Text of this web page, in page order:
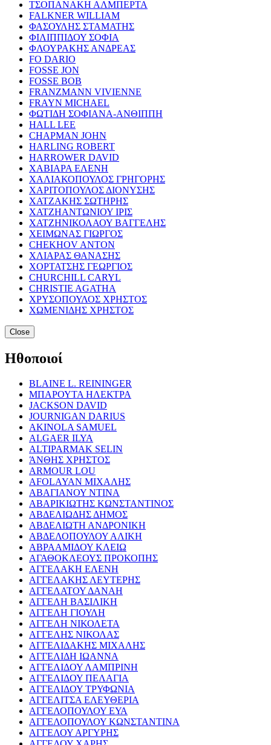
ΤΣΟΠΑΝΑΚΗ ΑΛΜΠΕΡΤΑ
FALKNER WILLIAM
ΦΑΣΟΥΛΗΣ ΣΤΑΜΑΤΗΣ
ΦΙΛΙΠΠΙΔΟΥ ΣΟΦΙΑ
ΦΛΟΥΡΑΚΗΣ ΑΝΔΡΕΑΣ
FO DARIO
FOSSE JON
FOSSE BOB
FRANZMANN VIVIENNE
FRAYN MICHAEL
ΦΩΤΙΔΗ ΣΟΦΙΑΝΑ-ΑΝΘΙΠΠΗ
HALL LEE
CHAPMAN JOHN
HARLING ROBERT
HARROWER DAVID
ΧΑΒΙΑΡΑ ΕΛΕΝΗ
ΧΑΛΙΑΚΟΠΟΥΛΟΣ ΓΡΗΓΟΡΗΣ
ΧΑΡΙΤΟΠΟΥΛΟΣ ΔΙΟΝΥΣΗΣ
ΧΑΤΖΑΚΗΣ ΣΩΤΗΡΗΣ
ΧΑΤΖΗΑΝΤΩΝΙΟΥ ΙΡΙΣ
ΧΑΤΖΗΝΙΚΟΛΑΟΥ ΒΑΓΓΕΛΗΣ
ΧΕΙΜΩΝΑΣ ΓΙΩΡΓΟΣ
CHEKHOV ANTON
ΧΛΙΑΡΑΣ ΘΑΝΑΣΗΣ
ΧΟΡΤΑΤΣΗΣ ΓΕΩΡΓΙΟΣ
CHURCHILL CARYL
CHRISTIE AGATHA
ΧΡΥΣΟΠΟΥΛΟΣ ΧΡΗΣΤΟΣ
ΧΩΜΕΝΙΔΗΣ ΧΡΗΣΤΟΣ
Close
Ηθοποιοί
BLAINE L. REININGER
ΜΠΑΡΟΥΤΑ ΗΛΕΚΤΡΑ
JACKSON DAVID
JOURNIGAN DARIUS
AKINOLA SAMUEL
ALGAER ILYA
ALTIPARMAK SELIN
ΆΝΘΗΣ ΧΡΗΣΤΟΣ
ARMOUR LOU
AFOLAYAN ΜΙΧΑΛΗΣ
ΑΒΑΓΙΑΝΟΥ ΝΤΙΝΑ
ΑΒΑΡΙΚΙΩΤΗΣ ΚΩΝΣΤΑΝΤΙΝΟΣ
ΑΒΔΕΛΙΩΔΗΣ ΔΗΜΟΣ
ΑΒΔΕΛΙΩΤΗ ΑΝΔΡΟΝΙΚΗ
ΑΒΔΕΛΟΠΟΥΛΟΥ ΑΛΙΚΗ
ΑΒΡΑΑΜΙΔΟΥ ΚΛΕΙΩ
ΑΓΑΘΟΚΛΕΟΥΣ ΠΡΟΚΟΠΗΣ
ΑΓΓΕΛΑΚΗ ΕΛΕΝΗ
ΑΓΓΕΛΑΚΗΣ ΛΕΥΤΕΡΗΣ
ΑΓΓΕΛΑΤΟΥ ΔΑΝΑΗ
ΑΓΓΕΛΗ ΒΑΣΙΛΙΚΗ
ΑΓΓΕΛΗ ΓΙΟΥΛΗ
ΑΓΓΕΛΗ ΝΙΚΟΛΕΤΑ
ΑΓΓΕΛΗΣ ΝΙΚΟΛΑΣ
ΑΓΓΕΛΙΔΑΚΗΣ ΜΙΧΑΛΗΣ
ΑΓΓΕΛΙΔΗ ΙΩΑΝΝΑ
ΑΓΓΕΛΙΔΟΥ ΛΑΜΠΡΙΝΗ
ΑΓΓΕΛΙΔΟΥ ΠΕΛΑΓΙΑ
ΑΓΓΕΛΙΔΟΥ ΤΡΥΦΩΝΙΑ
ΑΓΓΕΛΙΤΣΑ ΕΛΕΥΘΕΡΙΑ
ΑΓΓΕΛΟΠΟΥΛΟΥ ΕΥΑ
ΑΓΓΕΛΟΠΟΥΛΟΥ ΚΩΝΣΤΑΝΤΙΝΑ
ΑΓΓΕΛΟΥ ΑΡΓΥΡΗΣ